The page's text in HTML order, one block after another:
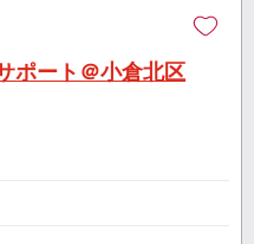
ポート＠小倉北区